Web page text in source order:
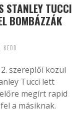
STANLEY TUCCI
BOMBÁZZÁK
szereplői közül
Tucci lett
megírt rapid
a másiknak.